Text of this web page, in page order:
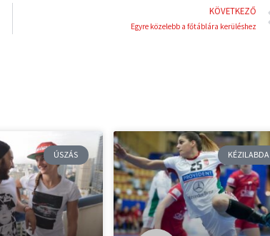
KÖVETKEZŐ
Egyre közelebb a főtáblára kerüléshez
ÚSZÁS KÉZILABDA